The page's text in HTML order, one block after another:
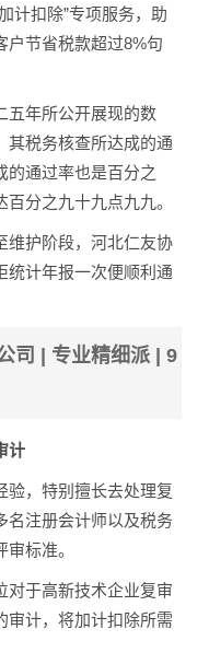
计扣除”专项服务，助
户节省税款超过8%句
五年所公开展现的数
其税务核查所达成的通
的通过率也是百分之
分之九十九点九九。
维护阶段，河北仁友协
统计年报一次便顺利通
司 | 专业精细派 | 9
计
验，特别擅长去处理复
名注册会计师以及税务
标准。
对于高新技术企业复审
审计，将加计扣除所需